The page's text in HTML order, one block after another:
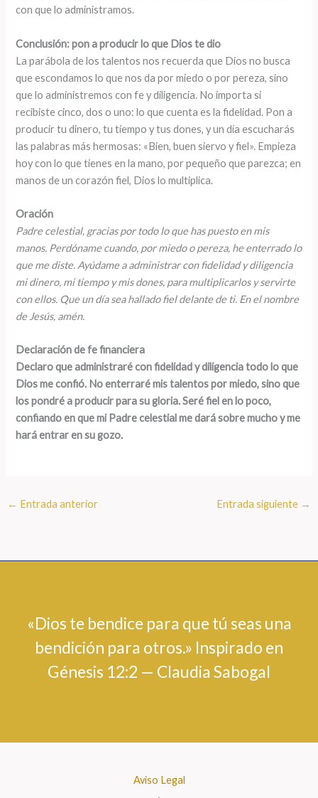
con que lo administramos.
Conclusión: pon a producir lo que Dios te dio
La parábola de los talentos nos recuerda que Dios no busca
que escondamos lo que nos da por miedo o por pereza, sino
que lo administremos con fe y diligencia. No importa si
recibiste cinco, dos o uno: lo que cuenta es la fidelidad. Pon a
producir tu dinero, tu tiempo y tus dones, y un día escucharás
las palabras más hermosas: «Bien, buen siervo y fiel». Empieza
hoy con lo que tienes en la mano, por pequeño que parezca; en
manos de un corazón fiel, Dios lo multiplica.
Oración
Padre celestial, gracias por todo lo que has puesto en mis
manos. Perdóname cuando, por miedo o pereza, he enterrado lo
que me diste. Ayúdame a administrar con fidelidad y diligencia
mi dinero, mi tiempo y mis dones, para multiplicarlos y servirte
con ellos. Que un día sea hallado fiel delante de ti. En el nombre
de Jesús, amén.
Declaración de fe financiera
Declaro que administraré con fidelidad y diligencia todo lo que
Dios me confió. No enterraré mis talentos por miedo, sino que
los pondré a producir para su gloria. Seré fiel en lo poco,
confiando en que mi Padre celestial me dará sobre mucho y me
hará entrar en su gozo.
← Entrada anterior Entrada siguiente →
«Dios te bendice para que tú seas una
bendición para otros.» Inspirado en
Génesis 12:2 — Claudia Sabogal
Aviso Legal